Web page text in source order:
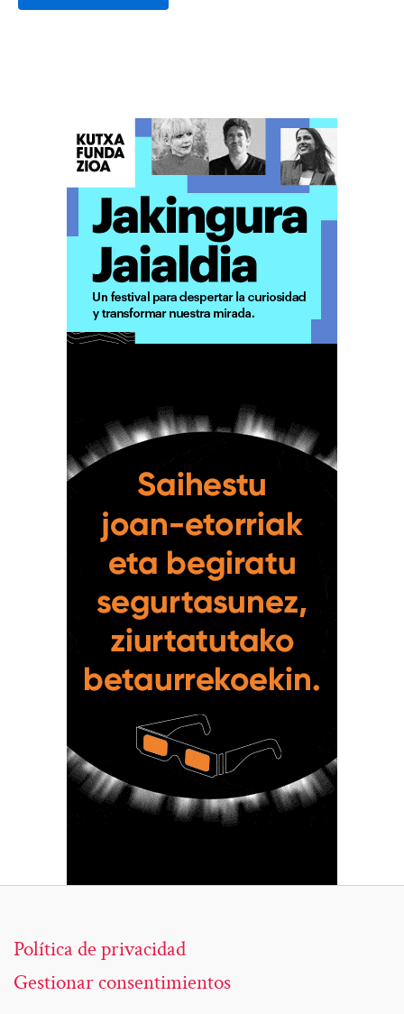
Política de privacidad
Gestionar consentimientos